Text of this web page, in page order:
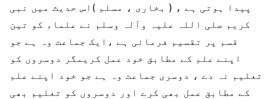
پیدا ہوتی ہے ، ( بخاری ، مسلم )اس حدیث میں نبی
کریم صلی اللہ علیہ وآلہ وسلم نے علماء کو تین
قسم پر تقسیم فرمائی ہے ،ایک جماعت وہ ہے جو
اپنے علم کے مطابق خود عمل کریمگر دوسروں کو
تعلیم نہ دے ، دوسری جماعت وہ ہے جو خود اپنے علم
کے مطابق عمل بھی کرے اور دوسروں کو تعلیم بھی